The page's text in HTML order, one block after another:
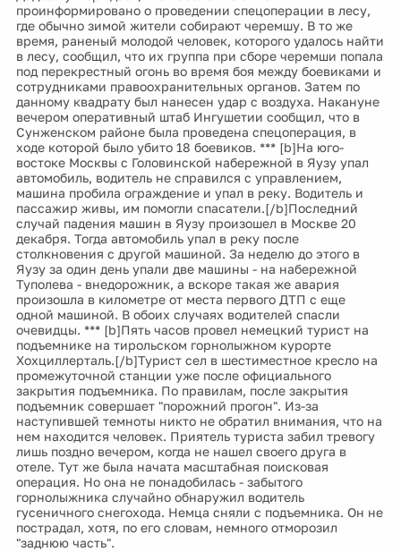
проинформировано о проведении спецоперации в лесу,
где обычно зимой жители собирают черемшу. В то же
время, раненый молодой человек, которого удалось найти
в лесу, сообщил, что их группа при сборе черемши попала
под перекрестный огонь во время боя между боевиками и
сотрудниками правоохранительных органов. Затем по
данному квадрату был нанесен удар с воздуха. Накануне
вечером оперативный штаб Ингушетии сообщил, что в
Сунженском районе была проведена спецоперация, в
ходе которой было убито 18 боевиков. *** [b]На юго-
востоке Москвы с Головинской набережной в Яузу упал
автомобиль, водитель не справился с управлением,
машина пробила ограждение и упал в реку. Водитель и
пассажир живы, им помогли спасатели.[/b]Последний
случай падения машин в Яузу произошел в Москве 20
декабря. Тогда автомобиль упал в реку после
столкновения с другой машиной. За неделю до этого в
Яузу за один день упали две машины - на набережной
Туполева - внедорожник, а вскоре такая же авария
произошла в километре от места первого ДТП с еще
одной машиной. В обоих случаях водителей спасли
очевидцы. *** [b]Пять часов провел немецкий турист на
подъемнике на тирольском горнолыжном курорте
Хохциллерталь.[/b]Турист сел в шестиместное кресло на
промежуточной станции уже после официального
закрытия подъемника. По правилам, после закрытия
подъемник совершает "порожний прогон". Из-за
наступившей темноты никто не обратил внимания, что на
нем находится человек. Приятель туриста забил тревогу
лишь поздно вечером, когда не нашел своего друга в
отеле. Тут же была начата масштабная поисковая
операция. Но она не понадобилась - забытого
горнолыжника случайно обнаружил водитель
гусеничного снегохода. Немца сняли с подъемника. Он не
пострадал, хотя, по его словам, немного отморозил
"заднюю часть".